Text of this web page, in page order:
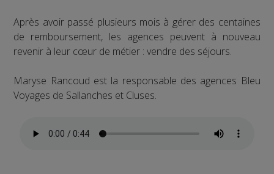
Après avoir passé plusieurs mois à gérer des centaines
de remboursement, les agences peuvent à nouveau
revenir à leur cœur de métier : vendre des séjours.
Maryse Rancoud est la responsable des agences Bleu
Voyages de Sallanches et Cluses.